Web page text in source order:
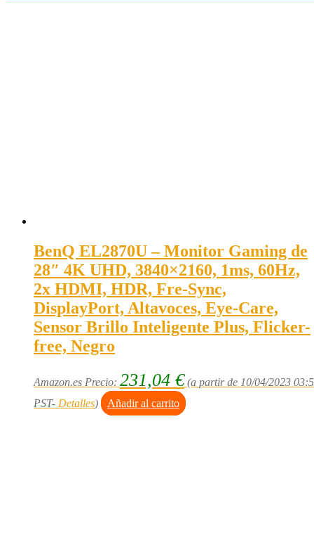
BenQ EL2870U – Monitor Gaming de
28″ 4K UHD, 3840×2160, 1ms, 60Hz,
2x HDMI, HDR, Fre-Sync,
DisplayPort, Altavoces, Eye-Care,
Sensor Brillo Inteligente Plus, Flicker-
free, Negro
Amazon.es Precio: 231,04 € (a partir de 10/04/2023
PST- Detalles) Añadir al carrito